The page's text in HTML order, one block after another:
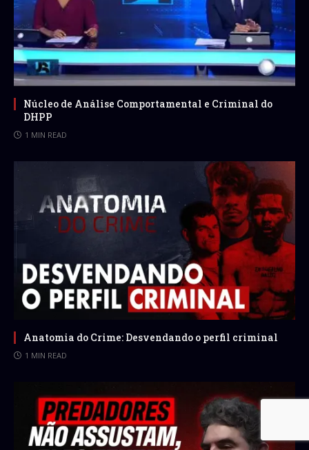
Núcleo de Análise Comportamental e Criminal do
DHPP
1 MIN READ
Anatomia do Crime: Desvendando o perfil criminal
1 MIN READ